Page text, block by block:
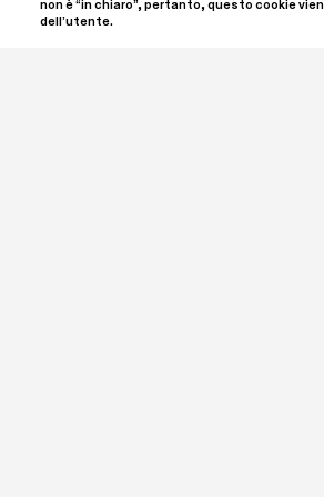
non è “in chiaro”, pertanto, questo cookie
dell’utente.